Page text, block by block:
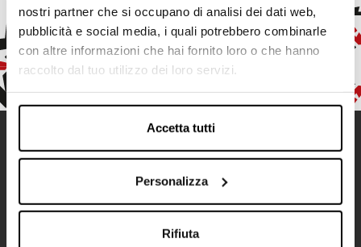
nostri partner che si occupano di analisi dei dati web,
pubblicità e social media, i quali potrebbero combinarle
con altre informazioni che hai fornito loro o che hanno
raccolto dal tuo utilizzo dei loro servizi.
Accetta tutti
Personalizza
Rifiuta
Conferma
Contatti
19032 Senato di Lerici (SP), Italy